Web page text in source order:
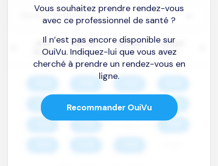
Vous souhaitez prendre rendez-vous
avec ce professionnel de santé ?
Il n’est pas encore disponible sur
OuiVu. Indiquez-lui que vous avez
cherché à prendre un rendez-vous en
ligne.
Recommander OuiVu